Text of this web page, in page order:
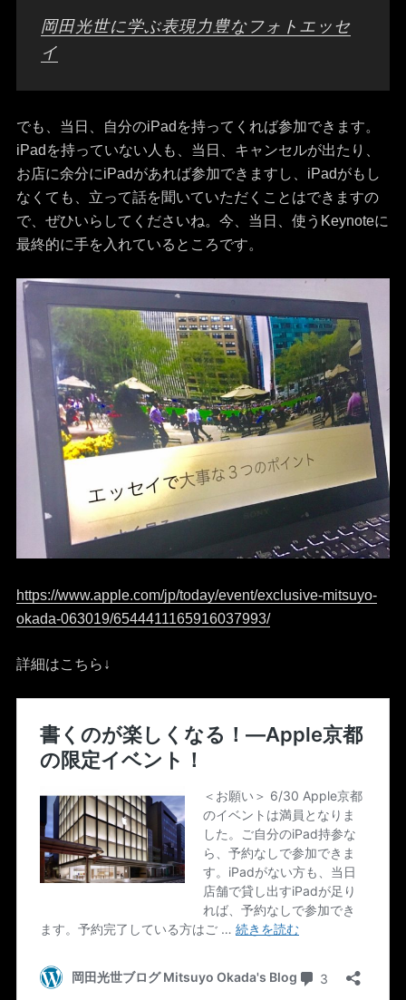
岡田光世に学ぶ表現力豊なフォトエッセ
イ
でも、当日、自分のiPadを持ってくれば参加できます。
iPadを持っていない人も、当日、キャンセルが出たり、
お店に余分にiPadがあれば参加できますし、iPadがもし
なくても、立って話を聞いていただくことはできますの
で、ぜひいらしてくださいね。今、当日、使うKeynoteに
最終的に手を入れているところです。
https://www.apple.com/jp/today/event/exclusive-mitsuyo-
okada-063019/6544411165916037993/
詳細はこちら↓